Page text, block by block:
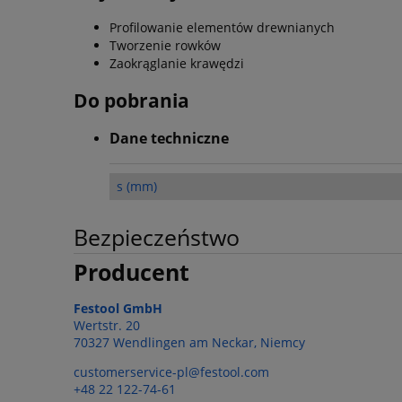
Profilowanie elementów drewnianych
Tworzenie rowków
Zaokrąglanie krawędzi
Do pobrania
Dane techniczne
s (mm)
Bezpieczeństwo
Producent
Festool GmbH
Wertstr. 20
70327 Wendlingen am Neckar, Niemcy
customerservice-pl@festool.com
+48 22 122-74-61